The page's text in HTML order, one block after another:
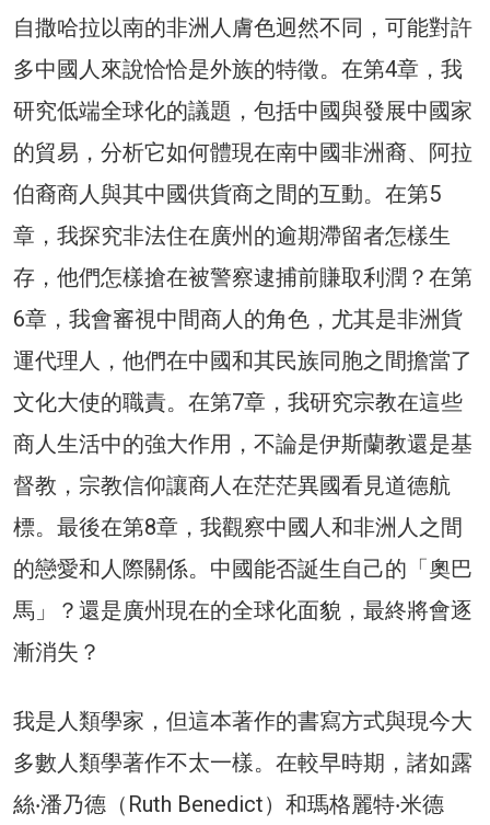
自撒哈拉以南的非洲人膚色迥然不同，可能對許
多中國人來說恰恰是外族的特徵。在第4章，我
研究低端全球化的議題，包括中國與發展中國家
的貿易，分析它如何體現在南中國非洲裔、阿拉
伯裔商人與其中國供貨商之間的互動。在第5
章，我探究非法住在廣州的逾期滯留者怎樣生
存，他們怎樣搶在被警察逮捕前賺取利潤？在第
6章，我會審視中間商人的角色，尤其是非洲貨
運代理人，他們在中國和其民族同胞之間擔當了
文化大使的職責。在第7章，我研究宗教在這些
商人生活中的強大作用，不論是伊斯蘭教還是基
督教，宗教信仰讓商人在茫茫異國看見道德航
標。最後在第8章，我觀察中國人和非洲人之間
的戀愛和人際關係。中國能否誕生自己的「奧巴
馬」？還是廣州現在的全球化面貌，最終將會逐
漸消失？
我是人類學家，但這本著作的書寫方式與現今大
多數人類學著作不太一樣。在較早時期，諸如露
絲‧潘乃德（Ruth Benedict）和瑪格麗特‧米德